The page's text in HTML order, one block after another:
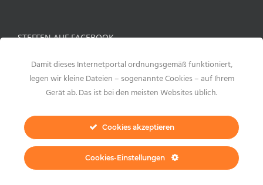
STEFFEN AUF FACEBOOK
Damit dieses Internetportal ordnungsgemäß funktioniert,
legen wir kleine Dateien – sogenannte Cookies – auf Ihrem
Gerät ab. Das ist bei den meisten Websites üblich.
Cookies akzeptieren
Cookies-Einstellungen